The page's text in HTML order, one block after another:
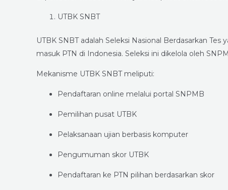
UTBK SNBT
UTBK SNBT adalah Seleksi Nasional Berdasarkan
masuk PTN di Indonesia. Seleksi ini dikelola oleh
Mekanisme UTBK SNBT meliputi:
Pendaftaran online melalui portal SNPMB
Pemilihan pusat UTBK
Pelaksanaan ujian berbasis komputer
Pengumuman skor UTBK
Pendaftaran ke PTN pilihan berdasarkan skor